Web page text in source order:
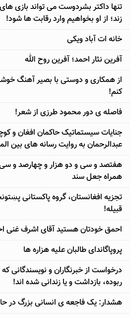
تنها داکتر بشردوست می تواند بازی
زند؛ از او بخواهیم وارد رقابت ها شود!
خانه ات آباد ویکی
آفرین نثار احمد؛ آفرین روح الله
از همکاری و دوستی با بصیر آهنگ
کنم!
فاصله ی دور محمود طرزی از شعر!
جنایات سیستماتیک حاکمان افغان و
عبدالرحمان به روایت رسانه های بین
هفتصد و سی و دو هزار و چهارصد و
همراه جعل سند
تجزیه افغانستان، گروه پاکستانی
قبیله!
احمق خودتان هستید آقای اشرف غنی
پروپاگاندای طالبان علیه هزاره ها
درخواست از خبرنگاران و نویسندگانی
ربوده، بازداشت و یا زندانی شده اند!
هشدار: یک فاجعه ی انسانی بزرگ در